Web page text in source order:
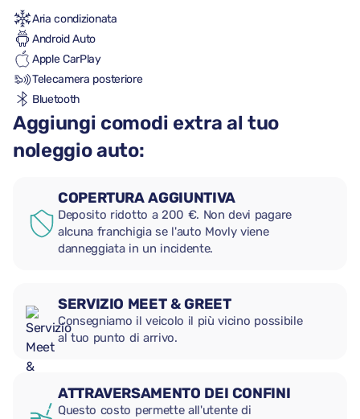
Aria condizionata
Android Auto
Apple CarPlay
Telecamera posteriore
Bluetooth
Aggiungi comodi extra al tuo
noleggio auto:
COPERTURA AGGIUNTIVA
Deposito ridotto a 200 €. Non devi pagare
alcuna franchigia se l'auto Movly viene
danneggiata in un incidente.
SERVIZIO MEET & GREET
Consegniamo il veicolo il più vicino possibile
al tuo punto di arrivo.
ATTRAVERSAMENTO DEI CONFINI
Questo costo permette all'utente di